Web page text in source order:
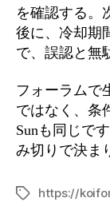
を確認する。
後に、冷却期
で、誤認と無
フォーラムで
ではなく、条
Sunも同じで
み切りで決ま
https://